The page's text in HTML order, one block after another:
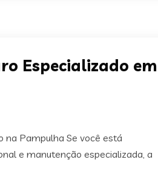
Especializado em
na Pampulha Se você está
e manutenção especializada, a